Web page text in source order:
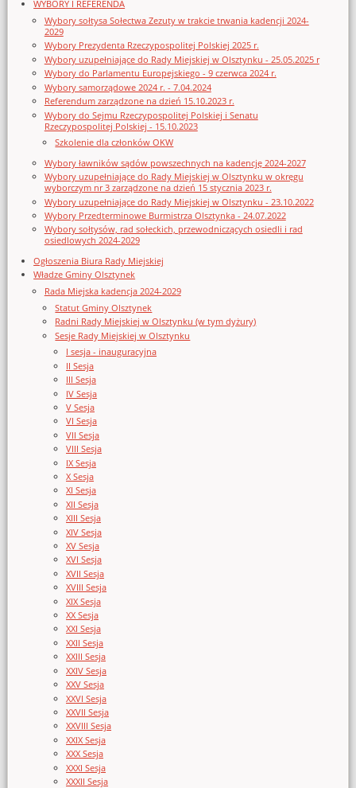
WYBORY I REFERENDA
Wybory sołtysa Sołectwa Zezuty w trakcie trwania kadencji 2024-
2029
Wybory Prezydenta Rzeczypospolitej Polskiej 2025 r.
Wybory uzupełniające do Rady Miejskiej w Olsztynku - 25.05.2025 r
Wybory do Parlamentu Europejskiego - 9 czerwca 2024 r.
Wybory samorządowe 2024 r. - 7.04.2024
Referendum zarządzone na dzień 15.10.2023 r.
Wybory do Sejmu Rzeczypospolitej Polskiej i Senatu
Rzeczypospolitej Polskiej - 15.10.2023
Szkolenie dla członków OKW
Wybory ławników sądów powszechnych na kadencję 2024-2027
Wybory uzupełniające do Rady Miejskiej w Olsztynku w okręgu
wyborczym nr 3 zarządzone na dzień 15 stycznia 2023 r.
Wybory uzupełniające do Rady Miejskiej w Olsztynku - 23.10.2022
Wybory Przedterminowe Burmistrza Olsztynka - 24.07.2022
Wybory sołtysów, rad sołeckich, przewodniczących osiedli i rad
osiedlowych 2024-2029
Ogłoszenia Biura Rady Miejskiej
Władze Gminy Olsztynek
Rada Miejska kadencja 2024-2029
Statut Gminy Olsztynek
Radni Rady Miejskiej w Olsztynku (w tym dyżury)
Sesje Rady Miejskiej w Olsztynku
I sesja - inauguracyjna
II Sesja
III Sesja
IV Sesja
V Sesja
VI Sesja
VII Sesja
VIII Sesja
IX Sesja
X Sesja
XI Sesja
XII Sesja
XIII Sesja
XIV Sesja
XV Sesja
XVI Sesja
XVII Sesja
XVIII Sesja
XIX Sesja
XX Sesja
XXI Sesja
XXII Sesja
XXIII Sesja
XXIV Sesja
XXV Sesja
XXVI Sesja
XXVII Sesja
XXVIII Sesja
XXIX Sesja
XXX Sesja
XXXI Sesja
XXXII Sesja